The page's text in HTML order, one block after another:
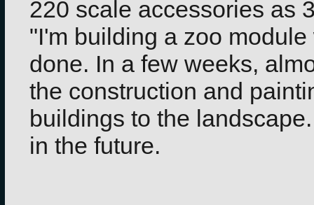
220 scale accessories as
"I'm building a zoo
done. In a few weeks,
the construction and
buildings to the
in the future.